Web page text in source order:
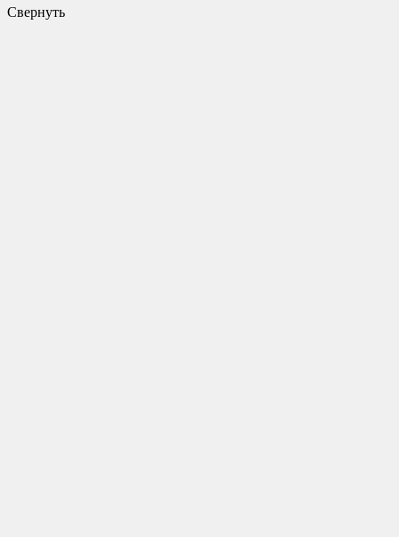
Свернуть